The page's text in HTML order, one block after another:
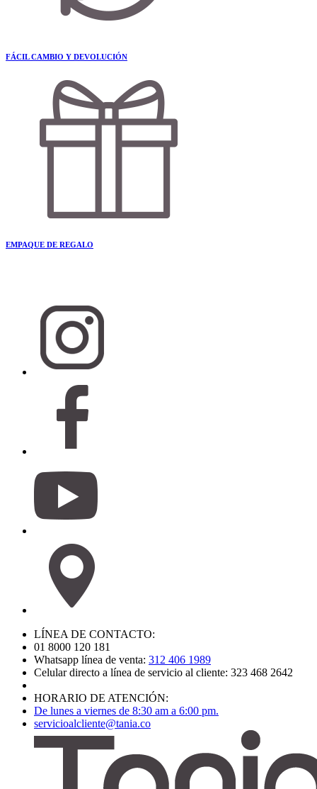
FÁCIL CAMBIO Y DEVOLUCIÓN
EMPAQUE DE REGALO
LÍNEA DE CONTACTO:
01 8000 120 181
Whatsapp línea de venta: 312 406 1989
Celular directo a línea de servicio al cliente: 323 468 2642
HORARIO DE ATENCIÓN:
De lunes a viernes de 8:30 am a 6:00 pm.
servicioalcliente@tania.co